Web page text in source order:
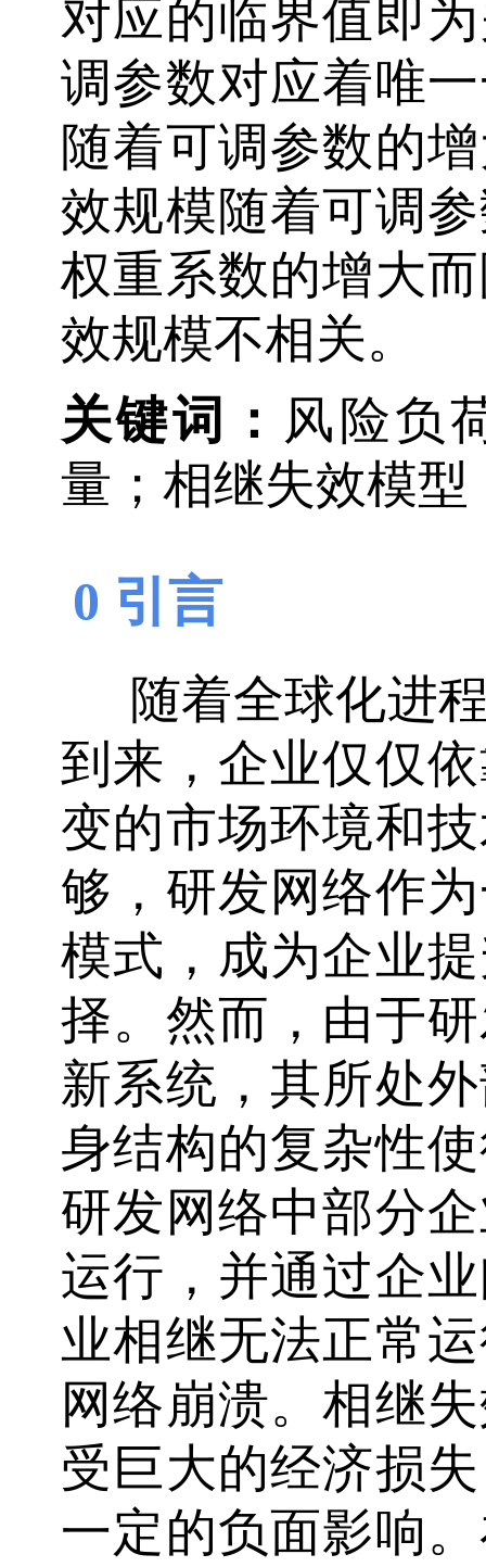
对应的临界值即
调参数对应着唯
随着可调参数的
效规模随着可调
权重系数的增大
效规模不相关。
关键词： 风险负
量；相继失效模型
0 引言
随着全球化进
到来，企业仅仅
变的市场环境和
够，研发网络作
模式，成为企业
择。然而，由于
新系统，其所处
身结构的复杂性
研发网络中部分
运行，并通过企
业相继无法正常
网络崩溃。相继
受巨大的经济损
一定的负面影响